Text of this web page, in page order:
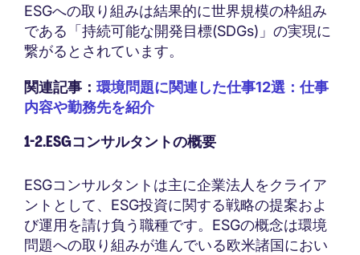
ESGへの取り組みは結果的に世界規模の枠組み
である「持続可能な開発目標(SDGs)」の実現に
繋がるとされています。
関連記事： 環境問題に関連した仕事12選：仕事
内容や勤務先を紹介
1-2.ESGコンサルタントの概要
ESGコンサルタントは主に企業法人をクライア
ントとして、ESG投資に関する戦略の提案およ
び運用を請け負う職種です。ESGの概念は環境
問題への取り組みが進んでいる欧米諸国におい